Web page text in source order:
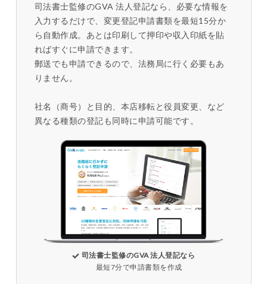
司法書士監修のGVA 法人登記なら、必要な情報を
入力するだけで、変更登記申請書類を最短15分か
ら自動作成。あとは印刷して押印や収入印紙を貼
ればすぐに申請できます。
郵送でも申請できるので、法務局に行く必要もあ
りません。
社名（商号）と目的、本店移転と役員変更、など
異なる種類の登記も同時に申請可能です。
司法書士監修のGVA 法人登記なら
最短7分で申請書類を作成